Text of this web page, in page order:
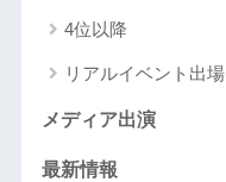
4位以降
リアルイベント出場
メディア出演
最新情報